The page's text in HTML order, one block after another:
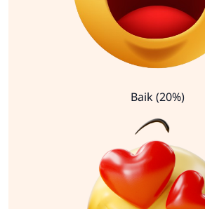
Baik (20%)